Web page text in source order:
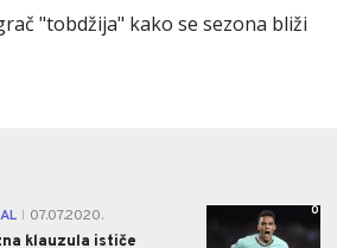
"tobdžija" kako se sezona bliži
07.07.2020.
klauzula ističe
0